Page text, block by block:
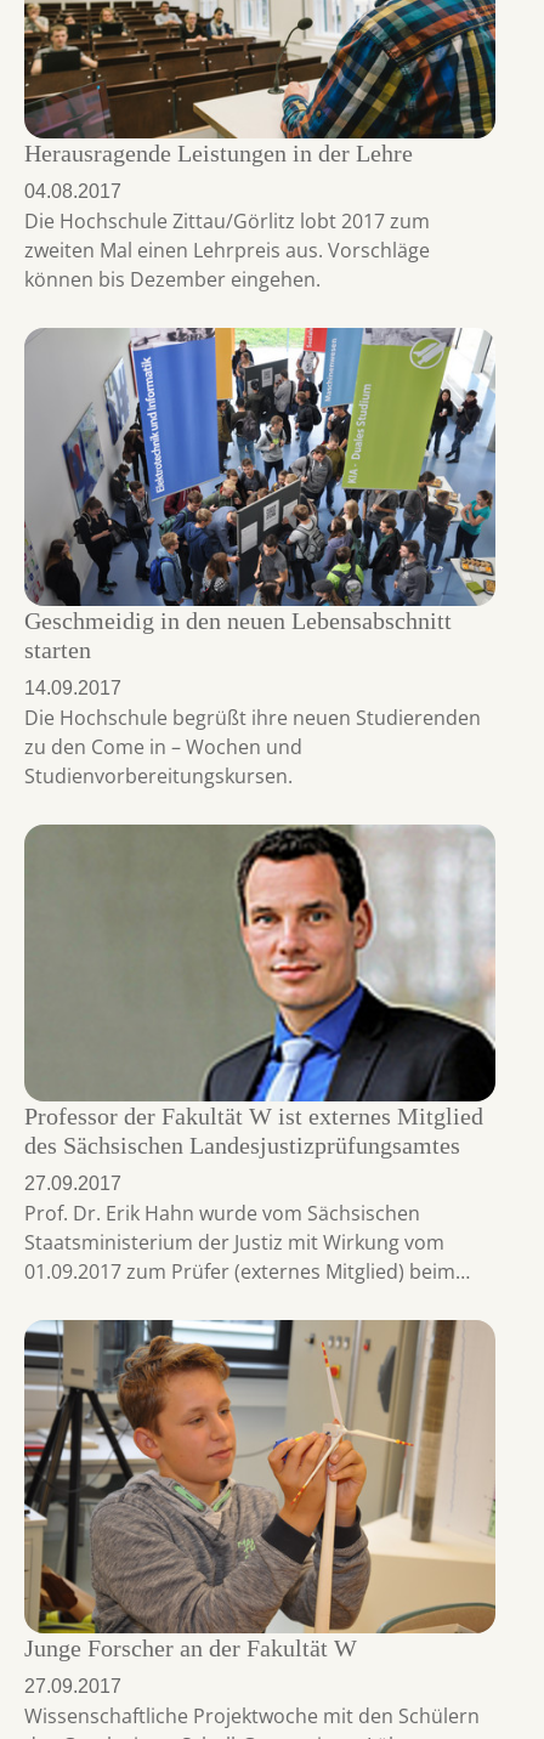
Herausragende Leistungen in der Lehre
04.08.2017
Die Hochschule Zittau/Görlitz lobt 2017 zum
zweiten Mal einen Lehrpreis aus. Vorschläge
können bis Dezember eingehen.
Geschmeidig in den neuen Lebensabschnitt
starten
14.09.2017
Die Hochschule begrüßt ihre neuen Studierenden
zu den Come in – Wochen und
Studienvorbereitungskursen.
Professor der Fakultät W ist externes Mitglied
des Sächsischen Landesjustizprüfungsamtes
27.09.2017
Prof. Dr. Erik Hahn wurde vom Sächsischen
Staatsministerium der Justiz mit Wirkung vom
01.09.2017 zum Prüfer (externes Mitglied) beim…
Junge Forscher an der Fakultät W
27.09.2017
Wissenschaftliche Projektwoche mit den Schülern